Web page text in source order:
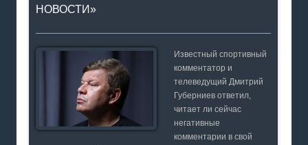
НОВОСТИ»
Известный спортивный
комментатор и
телеведущий Дмитрий
Губерниев ответил,
читает ли сейчас
негативные
комментарии в свой